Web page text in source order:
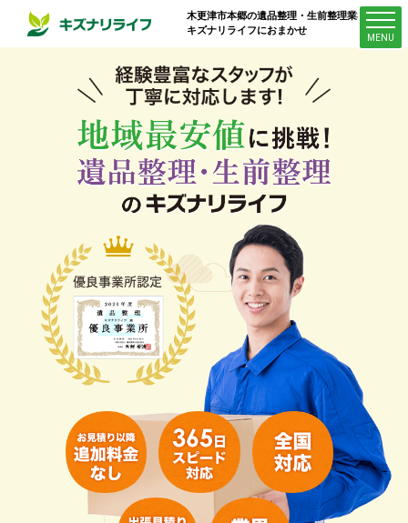
木更津市本郷の遺品整理・生前整理業者は
キズナリライフにおまかせ